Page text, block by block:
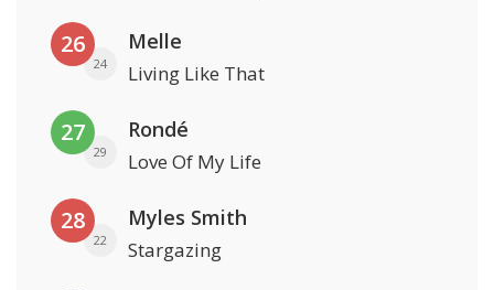
26
24
Melle
Living Like That
27
29
Rondé
Love Of My Life
28
22
Myles Smith
Stargazing